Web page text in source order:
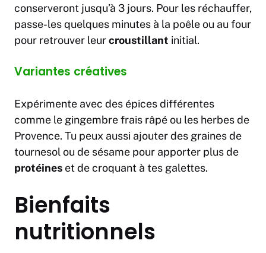
conserveront jusqu’à 3 jours. Pour les réchauffer,
passe-les quelques minutes à la poêle ou au four
pour retrouver leurcroustillant initial.
Variantes créatives
Expérimente avec des épices différentes
comme le gingembre frais râpé ou les herbes de
Provence. Tu peux aussi ajouter des graines de
tournesol ou de sésame pour apporter plus de
protéines et de croquant à tes galettes.
Bienfaits
nutritionnels